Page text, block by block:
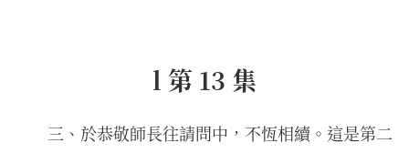
l 第 13 集
三、於恭敬師長往請問中，不恆相續。這是第二